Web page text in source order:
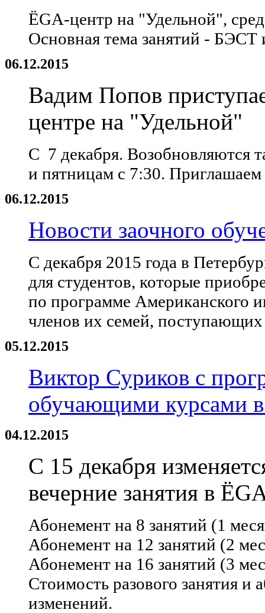
ЁGA-центр на "Удельной",
Основная тема занятий - БЭСТ
06.12.2015
Вадим Попов
центре на "Удельной"
С 7 декабря. Возобновляются
и пятницам с 7:30. Приглашаем
06.12.2015
Новости заочного
С декабря 2015 года в
для студентов, которые
по программе Американского
членов их семей, поступающих
05.12.2015
Виктор Суриков с
обучающими курсами
04.12.2015
С 15 декабря
вечерние занятия в
Абонемент на 8 занятий (1
Абонемент на 12 занятий (2
Абонемент на 16 занятий (3
Стоимость разового занятия и
изменений.